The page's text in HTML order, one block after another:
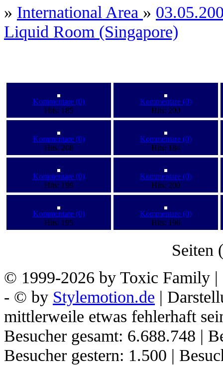
» International Area »
Liquid Room (Singapore)
Kommentare (0)
Hits: 185
Kommentare (0)
Hits: 200
Kommentare (0)
Hits: 208
Kommentare (0)
Hits: 184
Kommentare (0)
Hits: 199
Kommentare (0)
Hits: 200
Kommentare (0)
Hits: 195
Kommentare (0)
Hits: 196
Seiten
© 1999-2026 by Toxic Family |
- © by Stylemotion.de |
mittlerweile etwas fehlerhaft
Besucher gesamt: 6.688.748 |
Besucher gestern: 1.500 |